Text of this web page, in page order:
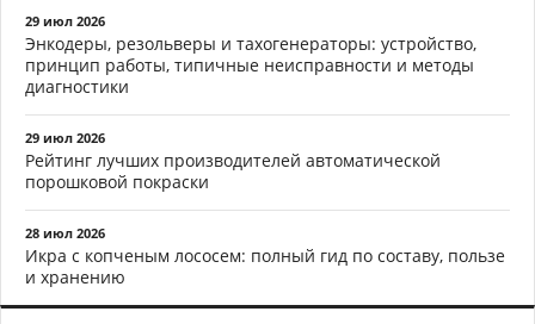
29 июл 2026
Энкодеры, резольверы и тахогенераторы: устройство,
принцип работы, типичные неисправности и методы
диагностики
29 июл 2026
Рейтинг лучших производителей автоматической
порошковой покраски
28 июл 2026
Икра с копченым лососем: полный гид по составу, пользе
и хранению